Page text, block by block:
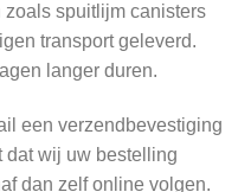
spuitlijm canisters
transport geleverd.
langer duren.
een verzendbevestiging
dat wij uw bestelling
dan zelf online volgen.